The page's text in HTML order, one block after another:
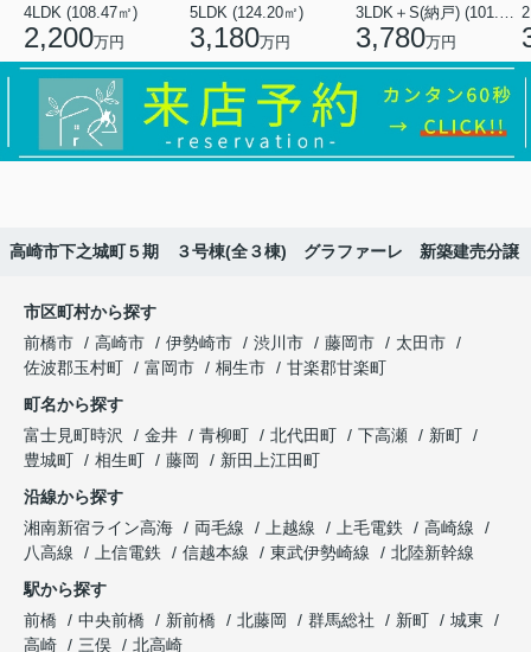
4LDK (108.47㎡)
2,200万円
5LDK (124.20㎡)
3,180万円 3,780万円
高崎市下之城町５期 ３号棟(全３棟) グラファーレ 新築建売分譲
市区町村から探す
前橋市
高崎市 伊勢崎市 渋川市 藤岡市
太田市
佐波郡玉村町
富岡市 桐生市
甘楽郡甘楽町
町名から探す
富士見町時沢
金井 青柳町 北代田町 下高瀬
新町
豊城町
相生町 藤岡
新田上江田町
沿線から探す
湘南新宿ライン高海
両毛線 上越線 上毛電鉄
高崎線
八高線
上信電鉄 信越本線 東武伊勢崎線
北陸新幹線
駅から探す
前橋
中央前橋 新前橋 北藤岡 群馬総社 新町
城東
高崎
三俣 北高崎